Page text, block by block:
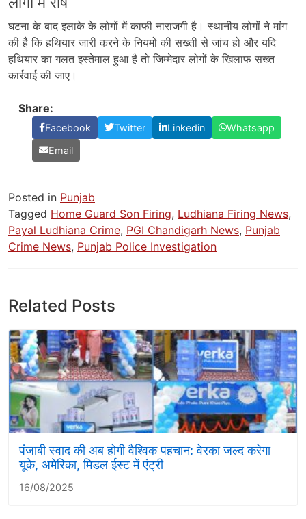
घटना के बाद इलाके के लोगों में काफी नाराजगी है। स्थानीय लोगों ने मांग
की है कि हथियार जारी करने के नियमों की सख्ती से जांच हो और यदि
हथियार का गलत इस्तेमाल हुआ है तो जिम्मेदार लोगों के खिलाफ सख्त
कार्रवाई की जाए।
Share:
Facebook Twitter Linkedin
Whatsapp
Email
Posted in Punjab
Tagged Home Guard Son Firing, Ludhiana Firing News,
Payal Ludhiana Crime, PGI Chandigarh News, Punjab
Crime News, Punjab Police Investigation
Related Posts
पंजाबी स्वाद की अब होगी वैश्विक पहचान: वेरका जल्द करेगा
यूके, अमेरिका, मिडल ईस्ट में एंट्री
16/08/2025